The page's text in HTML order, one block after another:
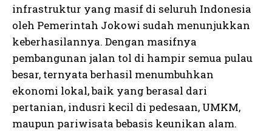
infrastruktur yang masif di seluruh Indonesia
oleh Pemerintah Jokowi sudah menunjukkan
keberhasilannya. Dengan masifnya
pembangunan jalan tol di hampir semua pulau
besar, ternyata berhasil menumbuhkan
ekonomi lokal, baik yang berasal dari
pertanian, indusri kecil di pedesaan, UMKM,
maupun pariwisata bebasis keunikan alam.